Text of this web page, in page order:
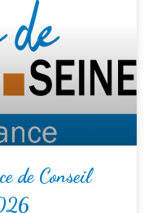
de Conseil